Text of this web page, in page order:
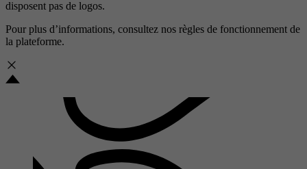
disposent pas de logos.
Pour plus d’informations, consultez nos règles de fonctionnement de
la plateforme.